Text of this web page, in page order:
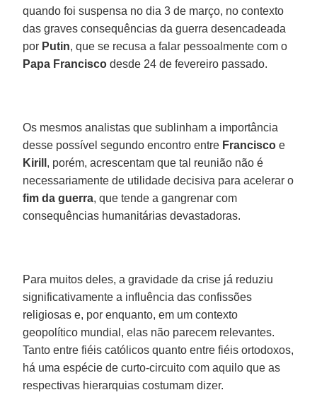
quando foi suspensa no dia 3 de março, no contexto
das graves consequências da guerra desencadeada
por Putin, que se recusa a falar pessoalmente com o
Papa Francisco desde 24 de fevereiro passado.
Os mesmos analistas que sublinham a importância
desse possível segundo encontro entre Francisco e
Kirill , porém, acrescentam que tal reunião não é
necessariamente de utilidade decisiva para acelerar o
fim da guerra, que tende a gangrenar com
consequências humanitárias devastadoras.
Para muitos deles, a gravidade da crise já reduziu
significativamente a influência das confissões
religiosas e, por enquanto, em um contexto
geopolítico mundial, elas não parecem relevantes.
Tanto entre fiéis católicos quanto entre fiéis ortodoxos,
há uma espécie de curto-circuito com aquilo que as
respectivas hierarquias costumam dizer.